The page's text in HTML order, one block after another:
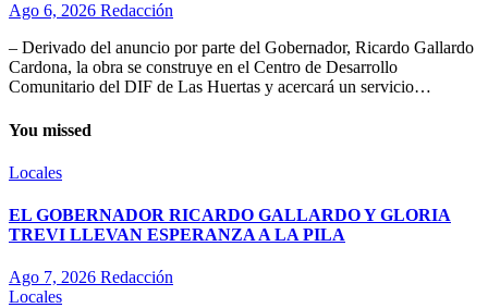
Ago 6, 2026 Redacción
– Derivado del anuncio por parte del Gobernador, Ricardo Gallardo
Cardona, la obra se construye en el Centro de Desarrollo
Comunitario del DIF de Las Huertas y acercará un servicio…
You missed
Locales
EL GOBERNADOR RICARDO GALLARDO Y GLORIA
TREVI LLEVAN ESPERANZA A LA PILA
Ago 7, 2026 Redacción
Locales